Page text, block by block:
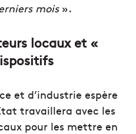
mois».
locaux et «
et d’industrie espère
travaillera avec les
pour les mettre en